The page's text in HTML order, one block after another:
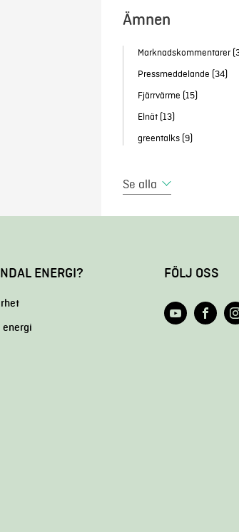
Ämnen
Marknadskommentarer
Pressmeddelande (34)
Fjärrvärme (15)
Elnät (13)
greentalks (9)
Se alla
ENERGI?
energi
FÖLJ OSS